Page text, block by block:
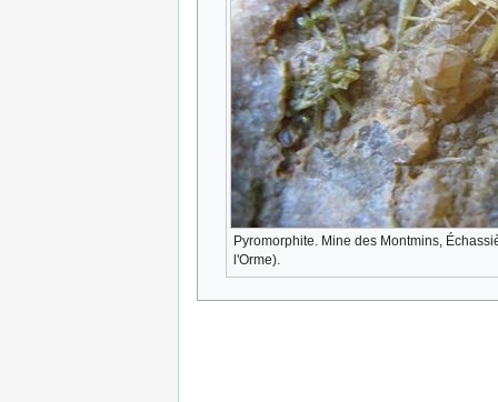
Pyromorphite. Mine des Montmins,
l'Orme).